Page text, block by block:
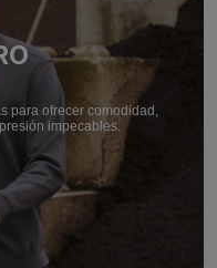
para ofrecer comodidad,
impecables.